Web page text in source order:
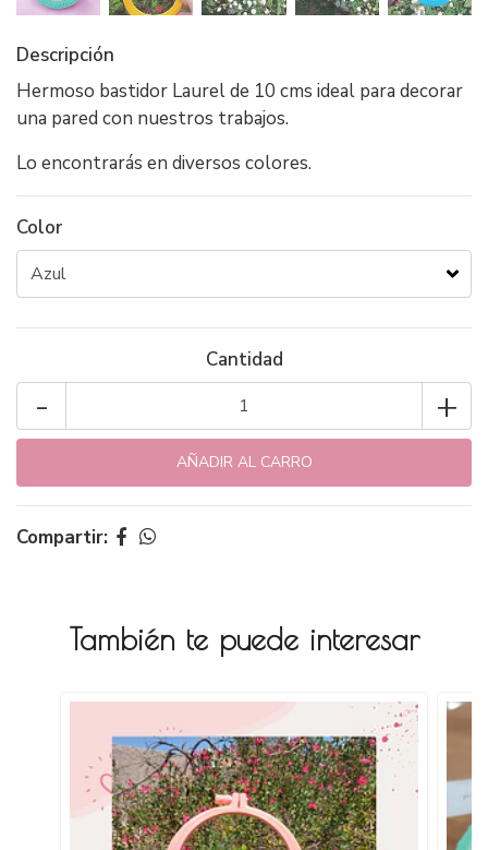
Descripción
Hermoso bastidor Laurel de 10 cms ideal para decorar
una pared con nuestros trabajos.
Lo encontrarás en diversos colores.
Color
Cantidad
+
-
Compartir:
También te puede interesar